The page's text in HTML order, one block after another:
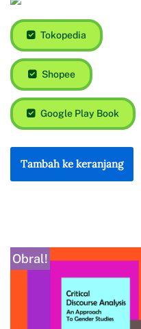
Tokopedia
Shopee
Google Play Book
Tambah ke keranjang
Obral!